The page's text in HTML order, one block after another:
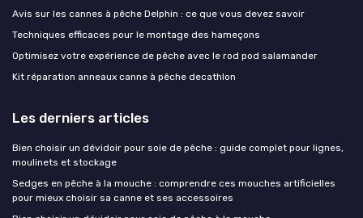
Avis sur les cannes à pêche Delphin : ce que vous devez savoir
Techniques efficaces pour le montage des hameçons
Optimisez votre expérience de pêche avec le rod pod salamander
Kit réparation anneaux canne à pêche decathlon
Les derniers articles
Bien choisir un dévidoir pour soie de pêche : guide complet pour lignes,
moulinets et stockage
Sedges en pêche à la mouche : comprendre ces mouches artificielles
pour mieux choisir sa canne et ses accessoires